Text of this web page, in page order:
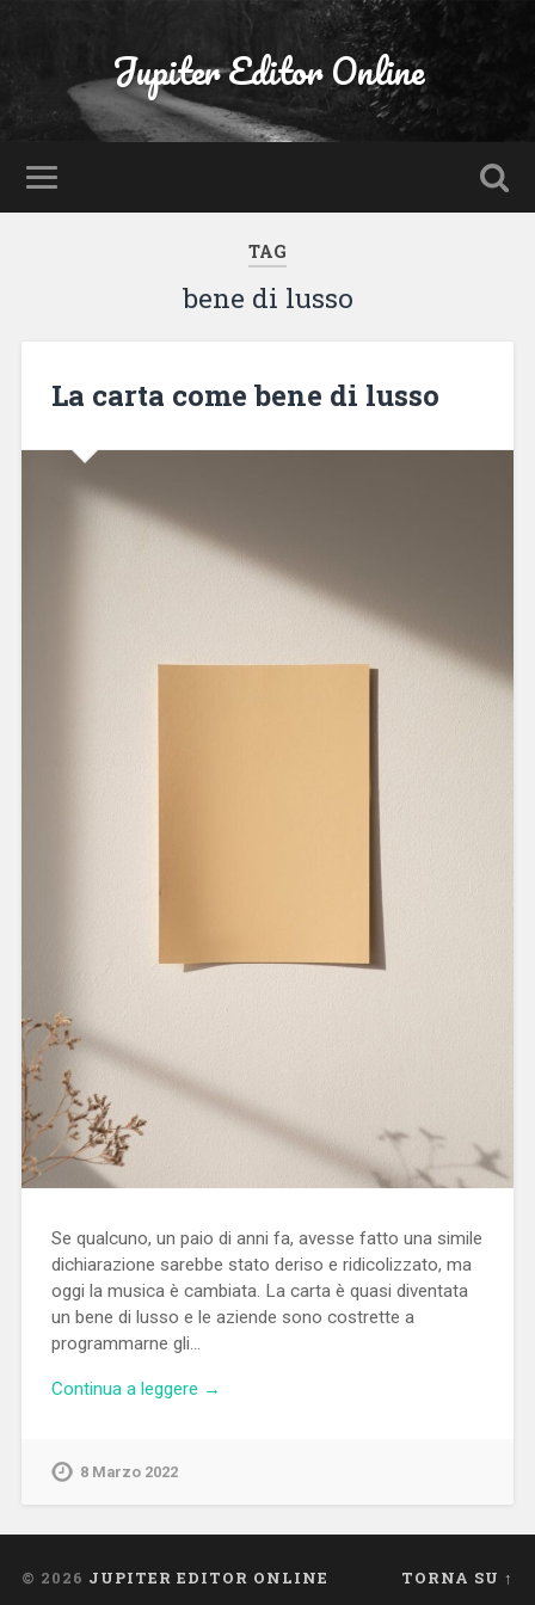
Jupiter Editor Online
TAG
bene di lusso
La carta come bene di lusso
Se qualcuno, un paio di anni fa, avesse fatto una simile
dichiarazione sarebbe stato deriso e ridicolizzato, ma
oggi la musica è cambiata. La carta è quasi diventata
un bene di lusso e le aziende sono costrette a
programmarne gli…
Continua a leggere →
8 Marzo 2022
© 2026 JUPITER EDITOR ONLINE TORNA SU ↑